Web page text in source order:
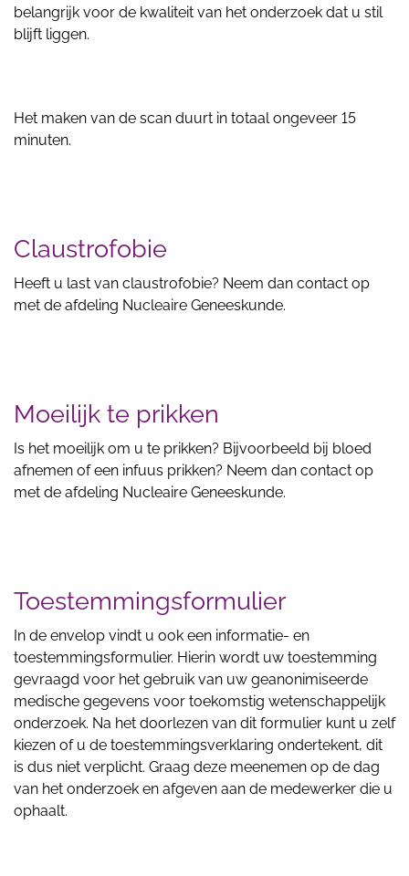
belangrijk voor de kwaliteit van het onderzoek dat u stil
blijft liggen.
Het maken van de scan duurt in totaal ongeveer 15
minuten.
Claustrofobie
Heeft u last van claustrofobie? Neem dan contact op
met de afdeling Nucleaire Geneeskunde.
Moeilijk te prikken
Is het moeilijk om u te prikken? Bijvoorbeeld bij bloed
afnemen of een infuus prikken? Neem dan contact op
met de afdeling Nucleaire Geneeskunde.
Toestemmingsformulier
In de envelop vindt u ook een informatie- en
toestemmingsformulier. Hierin wordt uw toestemming
gevraagd voor het gebruik van uw geanonimiseerde
medische gegevens voor toekomstig wetenschappelijk
onderzoek. Na het doorlezen van dit formulier kunt u zelf
kiezen of u de toestemmingsverklaring ondertekent, dit
is dus niet verplicht. Graag deze meenemen op de dag
van het onderzoek en afgeven aan de medewerker die u
ophaalt.